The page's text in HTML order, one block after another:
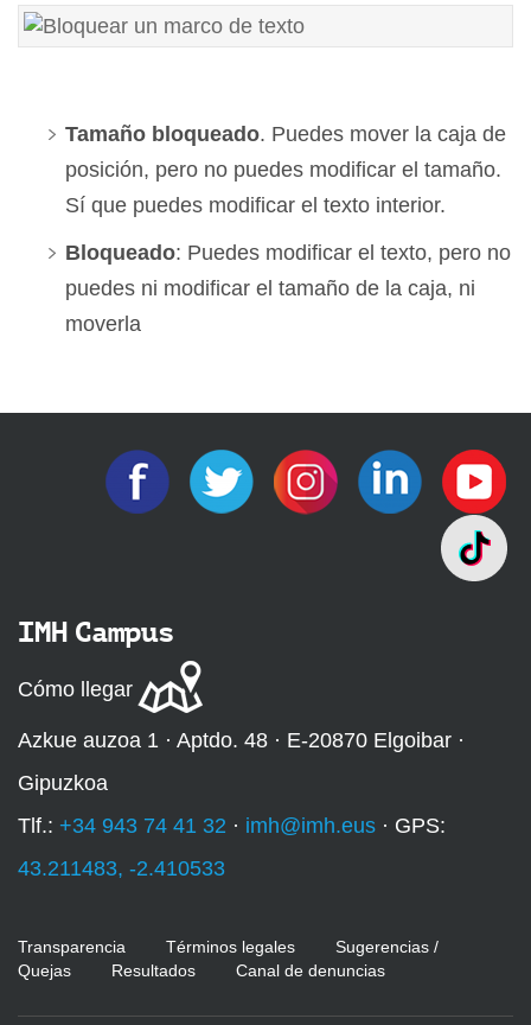
Tamaño bloqueado. Puedes mover la caja de
posición, pero no puedes modificar el tamaño.
Sí que puedes modificar el texto interior.
Bloqueado: Puedes modificar el texto, pero no
puedes ni modificar el tamaño de la caja, ni
moverla
IMH Campus
Cómo llegar
Azkue auzoa 1 · Aptdo. 48 · E-20870 Elgoibar ·
Gipuzkoa
Tlf.: +34 943 74 41 32 · imh@imh.eus · GPS:
43.211483, -2.410533
Transparencia Términos legales
Sugerencias /
Quejas
Resultados Canal de denuncias